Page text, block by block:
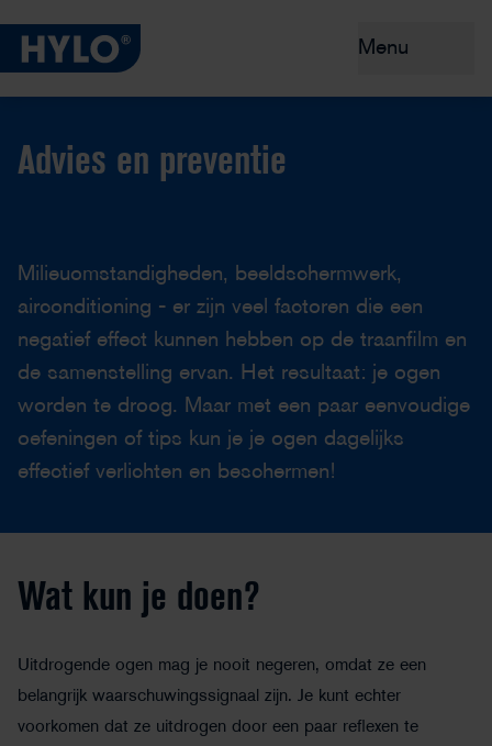
Menu
Producten
Waarom HYLO®?
Advies en preventie
Milieuomstandigheden, beeldschermwerk,
airconditioning - er zijn veel factoren die een
negatief effect kunnen hebben op de traanfilm en
de samenstelling ervan. Het resultaat: je ogen
worden te droog. Maar met een paar eenvoudige
oefeningen of tips kun je je ogen dagelijks
effectief verlichten en beschermen!
Wat kun je doen?
Uitdrogende ogen mag je nooit negeren, omdat ze een
belangrijk waarschuwingssignaal zijn. Je kunt echter
voorkomen dat ze uitdrogen door een paar reflexen te